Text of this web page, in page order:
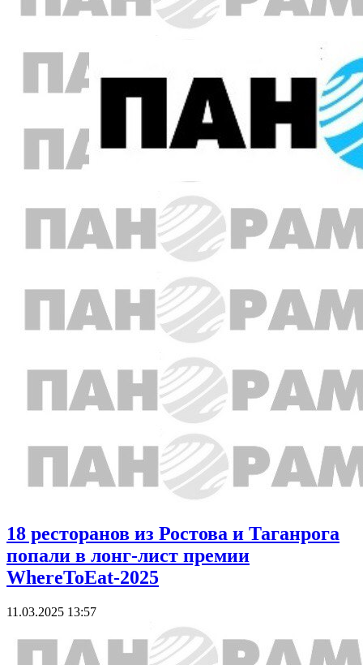
18 ресторанов из Ростова и Таганрога
попали в лонг-лист премии
WhereToEat-2025
11.03.2025 13:57